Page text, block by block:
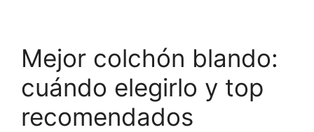
Mejor colchón blando:
cuándo elegirlo y top
recomendados